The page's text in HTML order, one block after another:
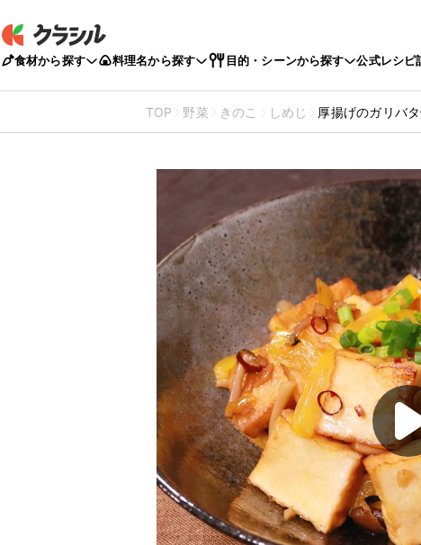
食材から探す 料理名から探す 目的・シーンから探す 公式レシピ
TOP 野菜 きのこ しめじ 厚揚げのガリバ